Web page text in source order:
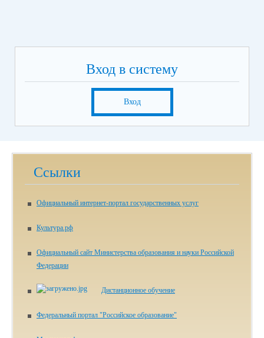
Вход в систему
Вход
Ссылки
Официальный интернет-портал государственных услуг
Культура.рф
Официальный сайт Министерства образования и науки Российской
Федерации
Дистанционное обучение
Федеральный портал "Российское образование"